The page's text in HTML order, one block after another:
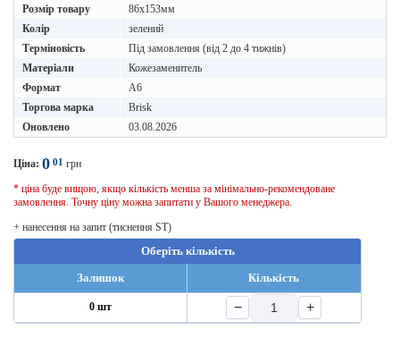
Розмір товару
86х153мм
Колір
зелений
Терміновість
Під замовлення (від 2 до 4 тижнів)
Матеріали
Кожезаменитель
Формат
A6
Торгова марка
Brisk
Оновлено
03.08.2026
Ціна: 0 01 грн
* ціна буде вищою, якщо кількість менша за мінімально-рекомендоване
замовлення. Точну ціну можна запитати у Вашого менеджера.
+ нанесення на запит (тиснення ST)
Оберіть кількість
Залишок
Кількість
0 шт − +